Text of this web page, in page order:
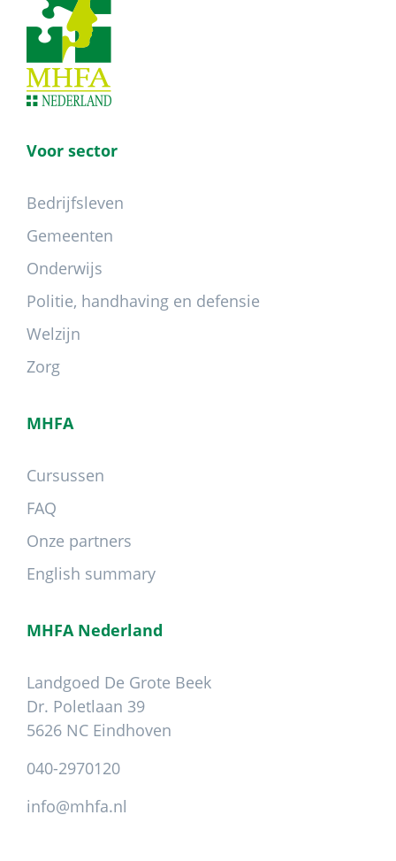
Voor sector
Bedrijfsleven
Gemeenten
Onderwijs
Politie, handhaving en defensie
Welzijn
Zorg
MHFA
Cursussen
FAQ
Onze partners
English summary
MHFA Nederland
Landgoed De Grote Beek
Dr. Poletlaan 39
5626 NC Eindhoven
040-2970120
info@mhfa.nl